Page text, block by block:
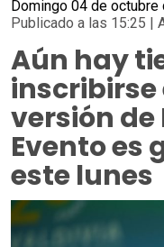
Domingo 04 de octubre
Publicado a las 15:25 |
Aún hay
inscribirse
versión de
Evento es
este lunes